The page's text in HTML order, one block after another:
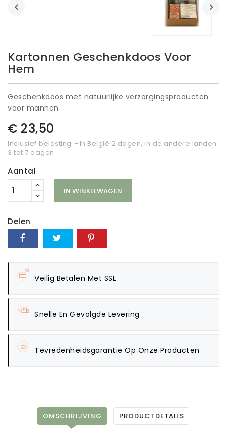
Kartonnen Geschenkdoos Voor
Hem
Geschenkdoos met natuurlijke verzorgingsproducten
voor mannen
€ 23,50
Inclusief belasting
In België 2 dagen, in de andere landen
3 tot 7 dagen
Aantal
IN WINKELWAGEN
Delen
Veilig Betalen Met SSL
Snelle En Gevolgde Levering
Tevredenheidsgarantie Op Onze Producten
OMSCHRIJVING PRODUCTDETAILS